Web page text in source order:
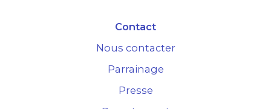
Contact
Nous contacter
Parrainage
Presse